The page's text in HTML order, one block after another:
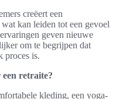
creëert een
kan leiden tot een gevoel
geven nieuwe
om te begrijpen dat
proces is.
retraite?
kleding, een yoga-